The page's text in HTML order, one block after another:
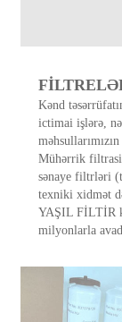
Kənd
ictimai işlərə,
Mühərrik
sənaye filtrləri
texniki xidmət
YAŞIL FİLTİR
milyonlarla